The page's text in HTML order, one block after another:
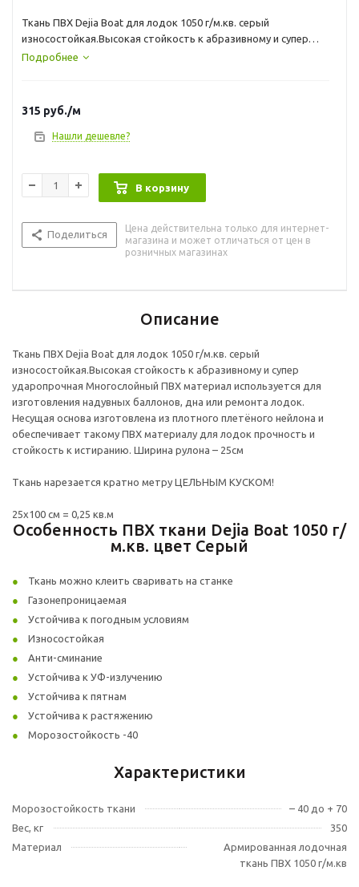
Ткань ПВХ Dejia Boat для лодок 1050 г/м.кв. серый
износостойкая.Высокая стойкость к абразивному и супер
ударопрочная Многослойный ПВХ материал используется
нейлона и обеспечивает такому ПВХ материалу для лодок
прочность и стойкость к истиранию. Ширина рулона – 25см
Подробнее
315 руб./м
Нашли дешевле?
В корзину
Поделиться
Цена действительна только для интернет-
магазина и может отличаться от цен в
розничных магазинах
Описание
Ткань ПВХ Dejia Boat для лодок 1050 г/м.кв. серый
износостойкая.Высокая стойкость к абразивному и супер
ударопрочная Многослойный ПВХ материал используется для
изготовления надувных баллонов, дна или ремонта лодок.
Несущая основа изготовлена из плотного плетёного нейлона и
обеспечивает такому ПВХ материалу для лодок прочность и
стойкость к истиранию. Ширина рулона – 25см
Tкань нарезается кратно метру ЦЕЛЬНЫМ КУСКОМ!
25х100 см = 0,25 кв.м
Особенность ПВХ ткани Dejia Boat 1050 г/
м.кв. цвет Серый
Ткань можно клеить сваривать на станке
Газонепроницаемая
Устойчива к погодным условиям
Износостойкая
Анти-сминание
Устойчива к УФ-излучению
Устойчива к пятнам
Устойчива к растяжению
Морозостойкость -40
Характеристики
Морозостойкость ткани
– 40 до + 70
Вес, кг
350
Материал
Армированная лодочная
ткань ПВХ 1050 г/м.кв